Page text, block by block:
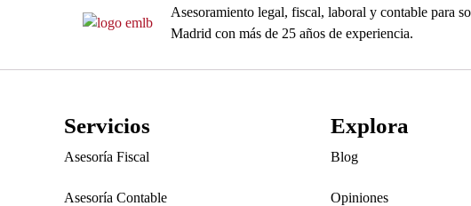
Asesoramiento legal, fiscal, laboral y contable para
Madrid con más de 25 años de experiencia.
Servicios
Asesoría Fiscal
Asesoría Contable
Explora
Blog
Opiniones